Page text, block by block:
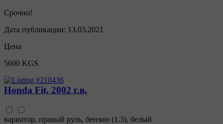
Срочно!
Дата публикации: 13.03.2021
Цена
5600 KGS
Honda Fit, 2002 г.в.
вариатор, правый руль, бензин (1.3), белый